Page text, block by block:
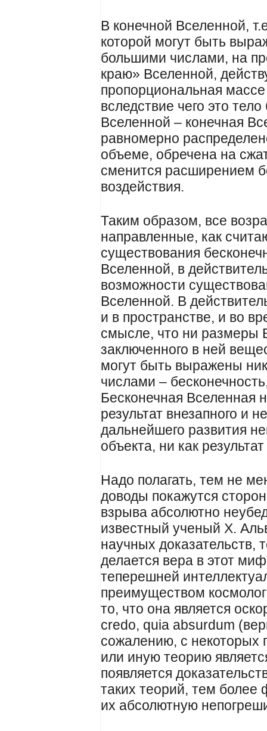
В конечной Вселенной,
которой могут быть
большими числами, на
краю» Вселенной,
пропорциональная
вследствие чего это
Вселенной – конечная
равномерно
объеме, обречена на
сменится расширением
воздействия.
Таким образом, все
направленные, как
существования
Вселенной, в
возможности
Вселенной. В
и в пространстве, и во
смысле, что ни размеры
заключенного в ней
могут быть выражены
числами –
Бесконечная Вселенная
результат внезапного и
дальнейшего развития
объекта, ни как
Надо полагать, тем не
доводы покажутся
взрыва абсолютно
известный ученый Х.
научных доказательств,
делается вера в этот
теперешней
преимуществом
то, что она является
credo, quia absurdum
сожалению, с некоторых
или иную теорию
появляется
таких теорий, тем более
их абсолютную